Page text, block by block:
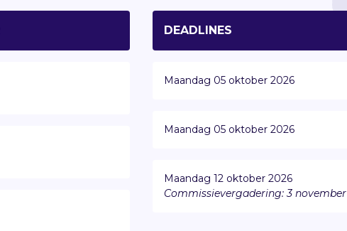
DEADLINES
Maandag 05 oktober 2026
Maandag 05 oktober 2026
Maandag 12 oktober 2026
Commissievergadering: 3 november